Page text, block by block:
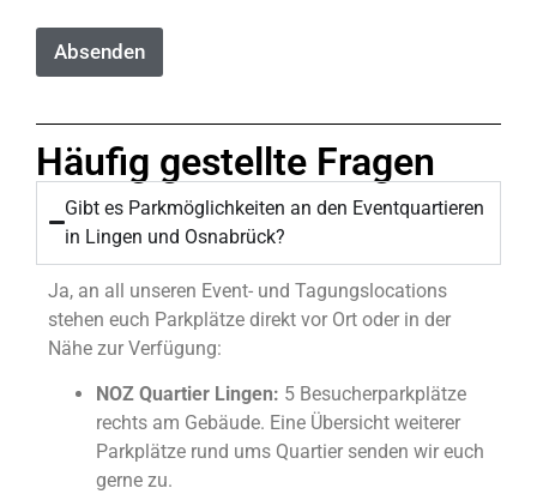
n
c
T
e
Absenden
Häufig gestellte Fragen
Gibt es Parkmöglichkeiten an den Eventquartieren
in Lingen und Osnabrück?
Ja, an all unseren Event- und Tagungslocations
stehen euch Parkplätze direkt vor Ort oder in der
Nähe zur Verfügung:
NOZ Quartier Lingen: 5 Besucherparkplätze
rechts am Gebäude. Eine Übersicht weiterer
Parkplätze rund ums Quartier senden wir euch
gerne zu.